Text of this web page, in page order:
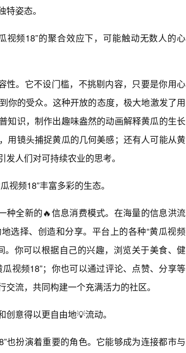
姿态。
视频18”的聚合效应下，可能触动无数人的心
性。它不设门槛，不挑剔内容，只要是你用心
你的受众。这种开放的态度，极大地激发了用
知识，制作出趣味盎然的动画解释黄瓜的生长
用镜头捕捉黄瓜的几何美感；还有人可能从黄
人们对可持续农业的思考。
视频18”丰富多彩的生态。
种全新的🔥信息消费模式。在海量的信息洪流
选择、创造和分享。平台上的各种“黄瓜视频
。你可以根据自己的兴趣，浏览关于美食、健
视频18”；你也可以通过评论、点赞、分享等
流，共同构建一个充满活力的社区。
意得以更自由地💡流动。
也扮演着重要的角色。它能够成为连接都市与